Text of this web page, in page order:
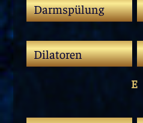
Darmspülung
Dilatoren
E